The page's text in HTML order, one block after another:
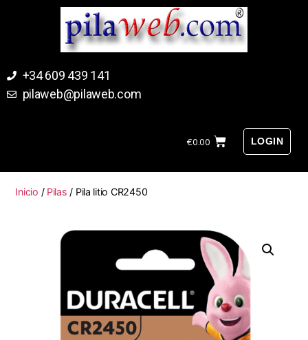
+34 609 439 141
pilaweb@pilaweb.com
€0.00 LOGIN
Inicio / Pilas / Pila litio CR2450